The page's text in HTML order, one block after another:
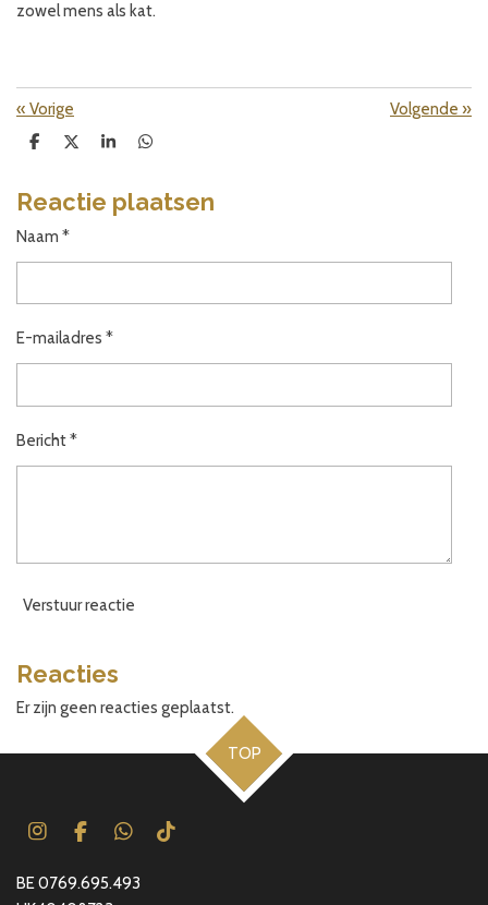
zowel mens als kat.
« Vorige Volgende »
D
e
n
D
l
S
e
D
e
n
Reactie plaatsen
Naam *
E-mailadres *
Bericht *
Verstuur reactie
Reacties
Er zijn geen reacties geplaatst.
TOP
I
s
t
F
c
e
W
a
T
BE 0769.695.493